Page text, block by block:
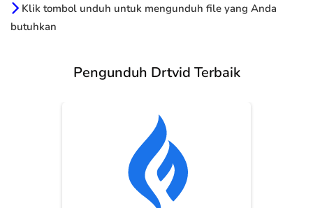
Klik tombol unduh untuk mengunduh file yang Anda
butuhkan
Pengunduh Drtvid Terbaik